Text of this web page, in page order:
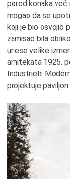
pored konaka već
mogao da se
koji je bio osvojio
zamisao bila
unese velike
arhitekata 1925.
Industriels
projektuje paviljon